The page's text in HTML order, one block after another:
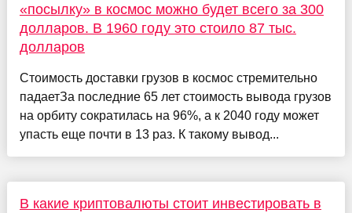
«посылку» в космос можно будет всего за 300
долларов. В 1960 году это стоило 87 тыс.
долларов
Стоимость доставки грузов в космос стремительно
падаетЗа последние 65 лет стоимость вывода грузов
на орбиту сократилась на 96%, а к 2040 году может
упасть еще почти в 13 раз. К такому вывод...
В какие криптовалюты стоит инвестировать в